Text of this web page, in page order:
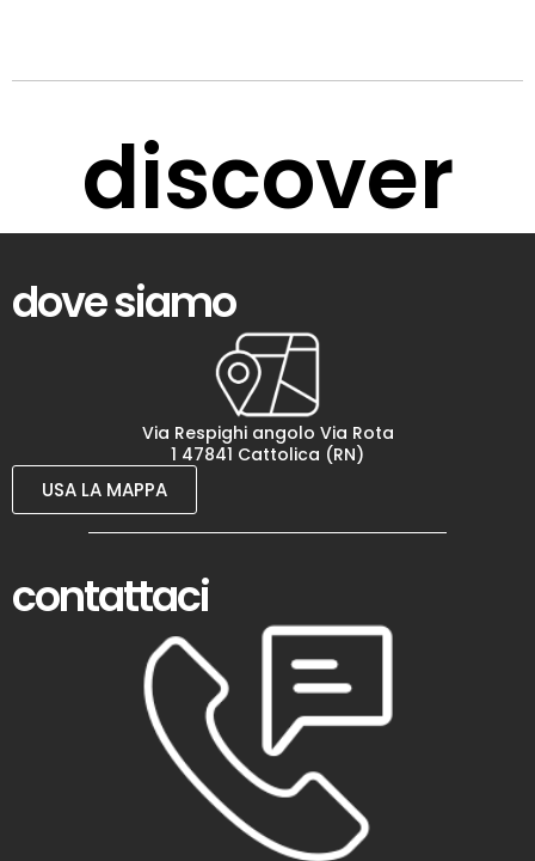
discover
dove siamo
Via Respighi angolo Via Rota
1 47841 Cattolica (RN)
USA LA MAPPA
contattaci